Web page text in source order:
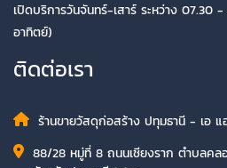
เปิดบริการวันจันทร์-เสาร์ ระหว่าง 07.30
อาทิตย์)
ติดต่อเรา
ร้านขายวัสดุก่อสร้าง ปทุมธานี - เอ
88/28 หมู่ที่ 8 ถนนเชียงราก ตำบลคล